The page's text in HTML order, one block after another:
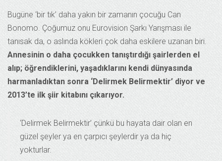
Bugüne ‘bir tık’ daha yakın bir zamanın çocuğu Can
Bonomo. Çoğumuz onu Eurovision Şarkı Yarışması ile
tanısak da, o aslında kökleri çok daha eskilere uzanan biri.
Annesinin o daha çocukken tanıştırdığı şairlerden el
alıp; öğrendiklerini, yaşadıklarını kendi dünyasında
harmanladıktan sonra ‘Delirmek Belirmektir’ diyor ve
2013’te ilk şiir kitabını çıkarıyor.
‘Delirmek Belirmektir’ çünkü bu hayata dair olan en
güzel şeyler ya en çarpıcı şeylerdir ya da hiç
yokturlar.